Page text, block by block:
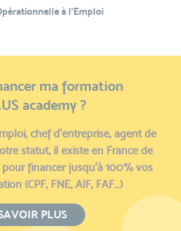
à l’Emploi
ma formation
academy ?
chef d’entreprise, agent de
statut, il existe en France de
financer jusqu’à 100% vos
(CPF, FNE, AIF, FAF…)
PLUS